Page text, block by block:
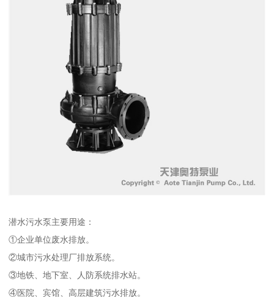
潜水污水泵主要用途：
①企业单位废水排放。
②城市污水处理厂排放系统。
③地铁、地下室、人防系统排水站。
④医院、宾馆、高层建筑污水排放。